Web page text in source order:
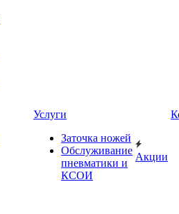
Услуги
Заточка ножей
Обслуживание
пневматики и
КСОИ
Акции